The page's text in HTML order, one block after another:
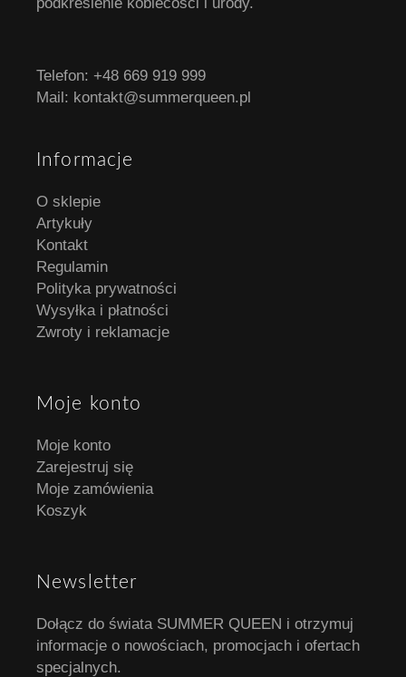
Telefon:+48 669 919 999
Mail: kontakt@summerqueen.pl
Informacje
O sklepie
Artykuły
Kontakt
Regulamin
Polityka prywatności
Wysyłka i płatności
Zwroty i reklamacje
Moje konto
Moje konto
Zarejestruj się
Moje zamówienia
Koszyk
Newsletter
Dołącz do świata SUMMER QUEEN i otrzymuj
informacje o nowościach, promocjach i ofertach
specjalnych.